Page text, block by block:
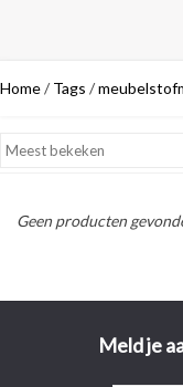
Home/ Tags /
Geen producten
Meld je